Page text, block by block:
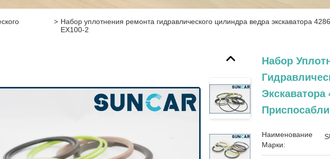
> Набор уплотнения ремонта гидравлического цилиндра ведра экскаватора
EX100-2
Набор
Экскаватора
Наименование
Марки: